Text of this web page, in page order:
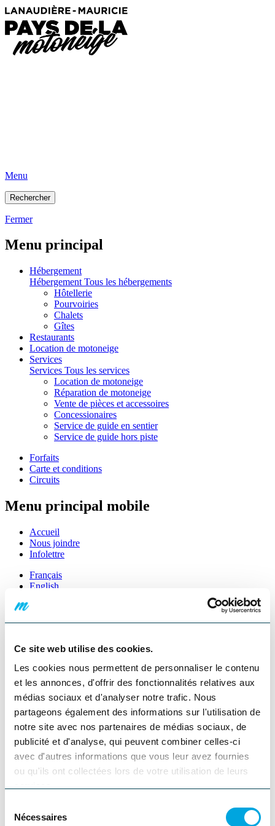
Ce site web utilise des cookies.
Les cookies nous permettent de personnaliser le contenu
et les annonces, d'offrir des fonctionnalités relatives aux
médias sociaux et d'analyser notre trafic. Nous
partageons également des informations sur l'utilisation de
notre site avec nos partenaires de médias sociaux, de
publicité et d'analyse, qui peuvent combiner celles-ci
avec d'autres informations que vous leur avez fournies
ou qu'ils ont collectées lors de votre utilisation de leurs
Nécessaires
Menu
Rechercher
Fermer
Menu principal
Hébergement
Hébergement Tous les hébergements
Hôtellerie
Pourvoiries
Chalets
Gîtes
Restaurants
Location de motoneige
Services
Services Tous les services
Location de motoneige
Réparation de motoneige
Vente de pièces et accessoires
Concessionaires
Service de guide en sentier
Service de guide hors piste
Forfaits
Carte et conditions
Circuits
Menu principal mobile
Accueil
Nous joindre
Infolettre
Français
English
Nous joindre
Partenaires
FAQ
Infolettre
Météo - conditions routières
Cartes et brochures
Menu des audiences
Cartes et brochures